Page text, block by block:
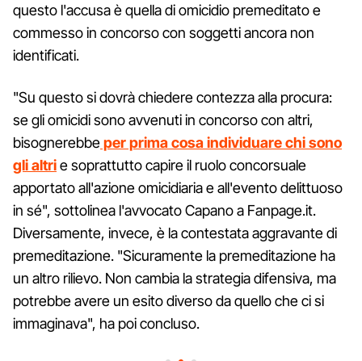
questo l'accusa è quella di omicidio premeditato e
commesso in concorso con soggetti ancora non
identificati.
"Su questo si dovrà chiedere contezza alla procura:
se gli omicidi sono avvenuti in concorso con altri,
bisognerebbeper prima cosa individuare chi sono
gli altrie soprattutto capire il ruolo concorsuale
apportato all'azione omicidiaria e all'evento delittuoso
in sé", sottolinea l'avvocato Capano a Fanpage.it.
Diversamente, invece, è la contestata aggravante di
premeditazione. "Sicuramente la premeditazione ha
un altro rilievo. Non cambia la strategia difensiva, ma
potrebbe avere un esito diverso da quello che ci si
immaginava", ha poi concluso.